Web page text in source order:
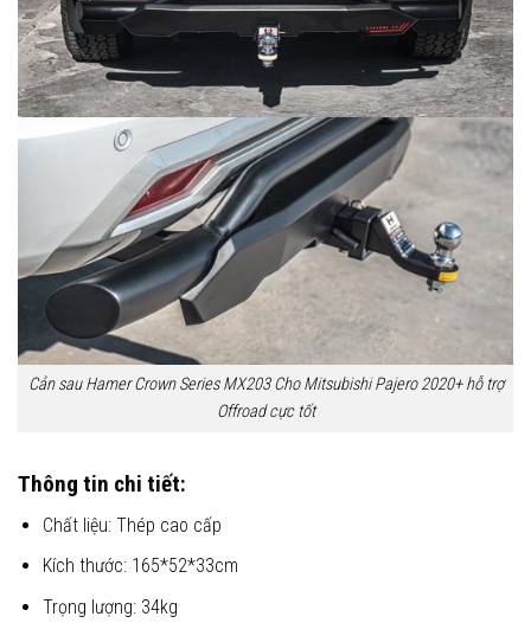
Cản sau Hamer Crown Series MX203 Cho Mitsubishi Pajero 2020+ hỗ trợ
Offroad cực tốt
Thông tin chi tiết:
Chất liệu: Thép cao cấp
Kích thước: 165*52*33cm
Trọng lượng: 34kg